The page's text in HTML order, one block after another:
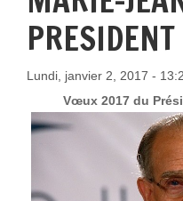
Lundi, janvier 2, 2017 -
Vœux 2017 du